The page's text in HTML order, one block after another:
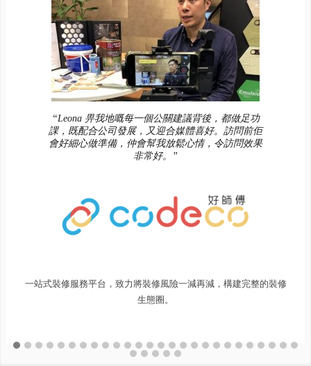
“Leona 畀我地嘅每一個公關建議背後，都做足功
課，既配合公司發展，又迎合媒體喜好。訪問前佢
會好細心做準備，仲會幫我放鬆心情，令訪問效果
非常好。”
一站式裝修服務平台，致力將裝修風險一減再減，構建完整的裝修
生態圈。